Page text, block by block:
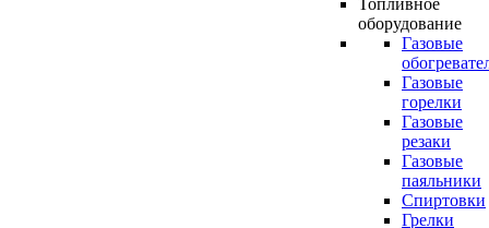
Топливное
оборудование
Газовые
Газовые
горелки
Газовые
резаки
Газовые
паяльники
Спиртовки
Грелки